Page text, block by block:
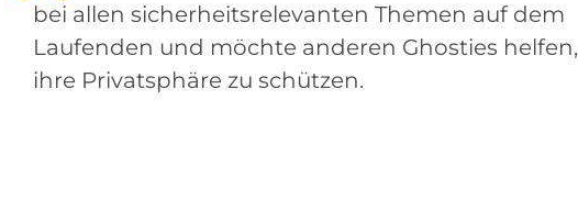
bei allen sicherheitsrelevanten Themen auf dem
Laufenden und möchte anderen Ghosties helfen,
ihre Privatsphäre zu schützen.